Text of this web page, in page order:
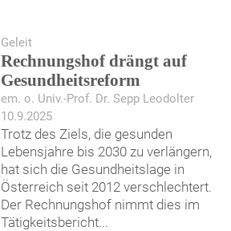
Geleit
Rechnungshof drängt auf
Gesundheitsreform
em. o. Univ.-Prof. Dr. Sepp Leodolter
10.9.2025
Trotz des Ziels, die gesunden
Lebensjahre bis 2030 zu verlängern,
hat sich die Gesundheitslage in
Österreich seit 2012 verschlechtert.
Der Rechnungshof nimmt dies im
Tätigkeitsbericht...